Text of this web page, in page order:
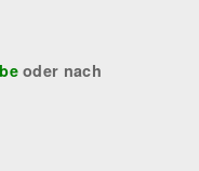
oder nach